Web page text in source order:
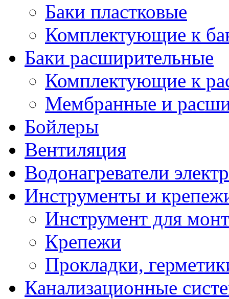
Баки пластковые
Комплектующие к
Баки расширительные
Комплектующие к
Мембранные и
Бойлеры
Вентиляция
Водонагреватели
Инструменты и
Инструмент для
Крепежи
Прокладки,
Канализационные